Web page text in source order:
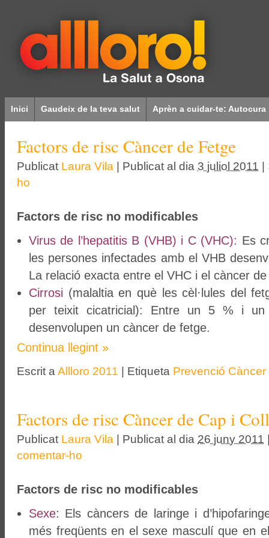
Inici Gaudeix de la teva salut Aprèn a cuidar-te: Autocura
Factors de risc Càncer de Fetge
Publicat Laura Vila Publicat al dia 3 juliol 2011
ho
Factors de risc no modificables
Virus de l’hepatitis B (VHB) i C (VHC): Es
les persones infectades amb el VHB
La relació exacta entre el VHC i el càncer
Cirrosi (malaltia en què les cèl·lules del
per teixit cicatricial): Entre un 5 % i
desenvolupen un càncer de fetge.
Continua llegint »
Escrit a Allloro 2011 Etiqueta Prevenció Càncer
Factors de risc Càncer de Cap i Coll
Publicat Laura Vila Publicat al dia 26 juny 2011
comentar-ho
Factors de risc no modificables
Sexe: Els càncers de laringe i
més freqüents en el sexe masculí que en